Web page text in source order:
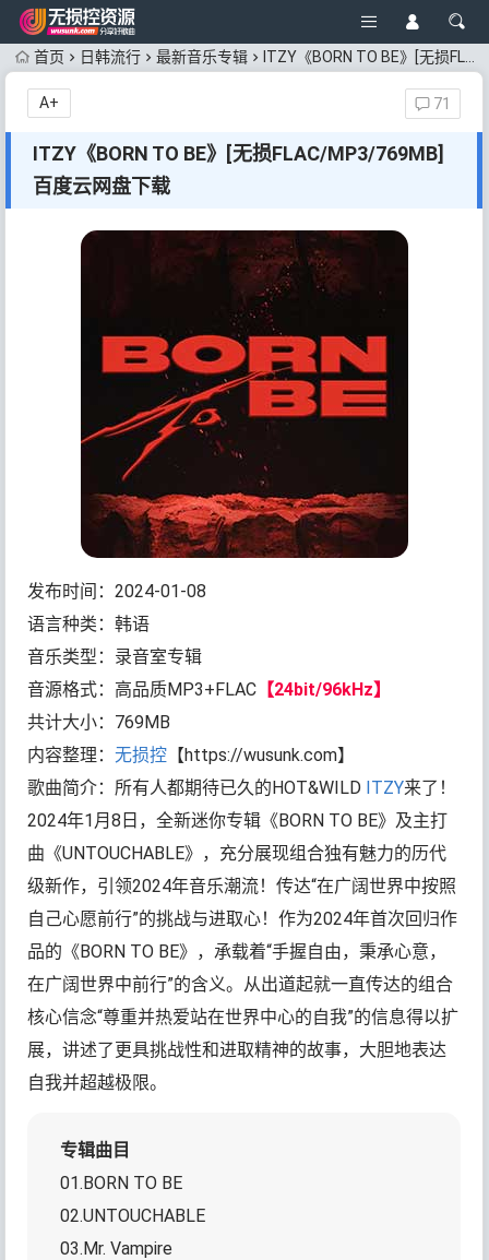
首页 日韩流行 最新音乐专辑 ITZY《BORN TO BE》[无损FLAC/MP3/769MB]百度云网盘下载
ITZY《BORN TO BE》[无损FLAC/MP3/769MB]
百度云网盘下载
71
A+
发布时间：2024-01-08
语言种类：韩语
音乐类型：录音室专辑
音源格式：高品质MP3+FLAC 【24bit/96kHz】
共计大小：769MB
内容整理：无损控 【https://wusunk.com】
歌曲简介：所有人都期待已久的HOT&WILD ITZY来了！
2024年1月8日，全新迷你专辑《BORN TO BE》及主打
曲《UNTOUCHABLE》，充分展现组合独有魅力的历代
级新作，引领2024年音乐潮流！传达“在广阔世界中按照
自己心愿前行”的挑战与进取心！作为2024年首次回归作
品的《BORN TO BE》，承载着“手握自由，秉承心意，
在广阔世界中前行”的含义。从出道起就一直传达的组合
核心信念“尊重并热爱站在世界中心的自我”的信息得以扩
展，讲述了更具挑战性和进取精神的故事，大胆地表达
自我并超越极限。
专辑曲目
01.BORN TO BE
02.UNTOUCHABLE
03.Mr. Vampire